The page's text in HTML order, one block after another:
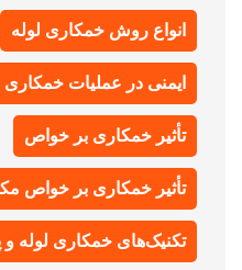
انواع روش خمکاری لوله
ایمنی در عملیات خمکاری
تأثیر خمکاری بر خواص
تأثیر خمکاری بر خواص
تکنیک‌های خمکاری لوله و